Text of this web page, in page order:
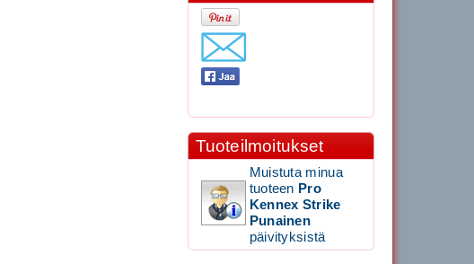
Laadukas Tournan keh...
Jännityskone (Pöytämalli)
1,650.00€
SIGNUM S-7000 &...
Signum S-7000
Jännityskone
Tuoteilmoitukset
Muistuta minua
tuoteen Pro
Kennex Strike
Punainen
päivityksistä